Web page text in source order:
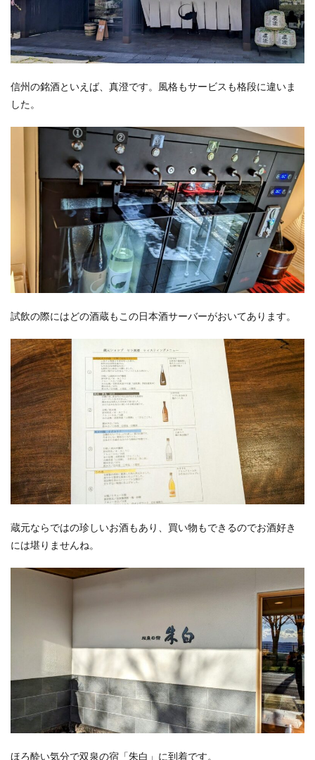
信州の銘酒といえば、真澄です。風格もサービスも格段に違いま
した。
試飲の際にはどの酒蔵もこの日本酒サーバーがおいてあります。
蔵元ならではの珍しいお酒もあり、買い物もできるのでお酒好き
には堪りませんね。
ほろ酔い気分で双泉の宿「朱白」に到着です。